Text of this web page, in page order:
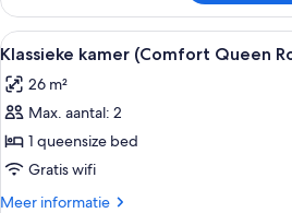
kamer,
niet-
roken
Alle
foto's
voor
Klassieke
kamer
(Comfort
Queen
Een
5
Klassieke kamer (Comfort Queen
26 m²
Max. aantal: 2
1 queensize bed
Gratis wifi
Meer informatie
Meer